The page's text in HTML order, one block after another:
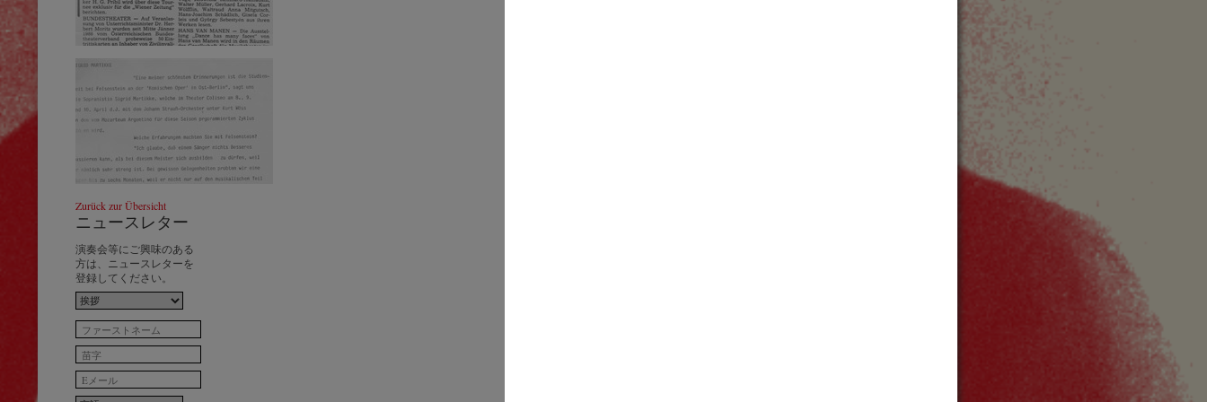
Zeitungskritiken© by WJSO-Archive
Zeitungskritiken Übersetzungen
WJSO-Archive
Zurück zur Übersicht
ニュースレター
演奏会等にご興味のある
方は、ニュースレターを
登録してください。